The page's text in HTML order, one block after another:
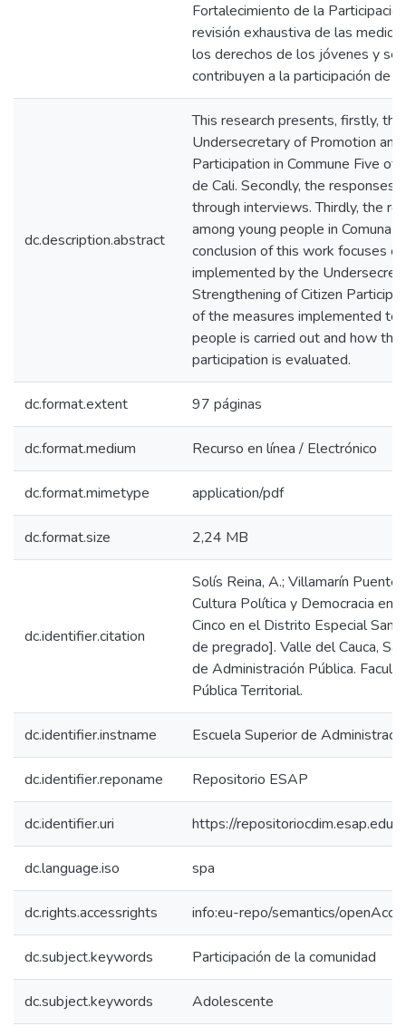
Fortalecimiento de la
revisión exhaustiva de las
los derechos de los jóvenes y se
contribuyen a la participación de
dc.description.abstract
This research presents, firstly,
Undersecretary of Promotion
Participation in Commune Five
de Cali. Secondly, the responses
through interviews. Thirdly, the
among young people in Comuna
conclusion of this work focuses
implemented by the
Strengthening of Citizen
of the measures implemented to
people is carried out and how
participation is evaluated.
dc.format.extent 97 páginas
dc.format.medium Recurso en línea / Electrónico
dc.format.mimetype application/pdf
dc.format.size 2,24 MB
dc.identifier.citation
Solís Reina, A.; Villamarín
Cultura Política y Democracia en
Cinco en el Distrito Especial
de pregrado]. Valle del Cauca,
de Administración Pública.
Pública Territorial.
dc.identifier.instname Escuela Superior de
dc.identifier.reponame Repositorio ESAP
dc.identifier.uri https://
dc.language.iso spa
dc.rights.accessrights info:eu-repo/semantics/
dc.subject.keywords Participación de la comunidad
dc.subject.keywords Adolescente